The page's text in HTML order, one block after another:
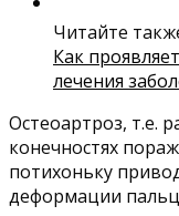
Читайте
Как
лечения
Остеоартроз, т.е.
конечностях
потихоньку
деформации